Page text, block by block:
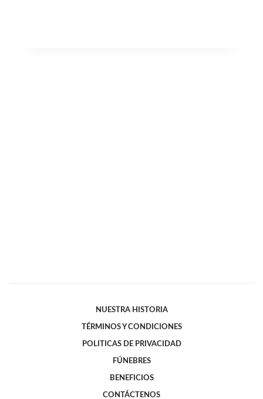
NUESTRA HISTORIA
TÉRMINOS Y CONDICIONES
POLITICAS DE PRIVACIDAD
FÚNEBRES
BENEFICIOS
CONTÁCTENOS